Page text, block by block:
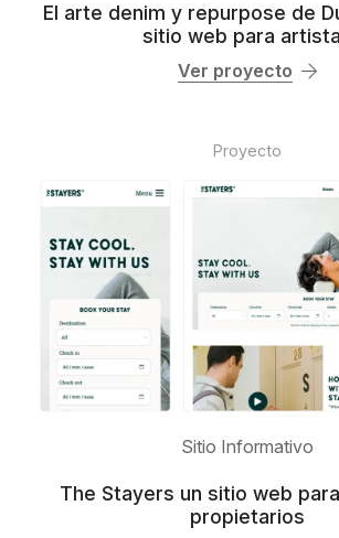
El arte denim y repurpose de
sitio web para
Ver proyecto
Proyecto
Sitio Informativo
The Stayers un sitio web
propietarios